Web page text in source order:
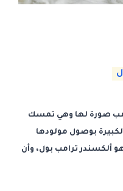
صورة لها وهي تمسك
بوصول مولودها
ألكسندر ترامب بول، وأن